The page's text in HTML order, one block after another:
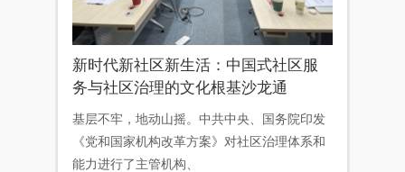
新时代新社区新生活：中国式社区服
务与社区治理的文化根基沙龙通
基层不牢，地动山摇。中共中央、国务院印发
《党和国家机构改革方案》对社区治理体系和
能力进行了主管机构、